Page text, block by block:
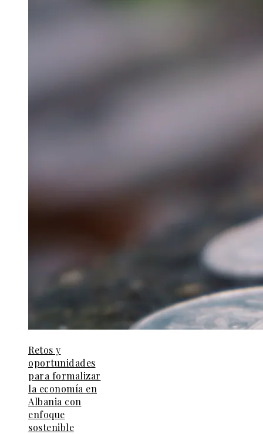
Retos y
oportunidades
para formalizar
la economía en
Albania con
enfoque
sostenible